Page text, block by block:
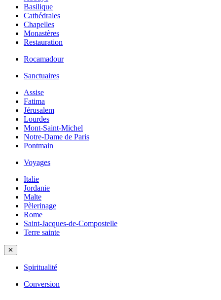
Basilique
Cathédrales
Chapelles
Monastères
Restauration
Rocamadour
Sanctuaires
Assise
Fatima
Jérusalem
Lourdes
Mont-Saint-Michel
Notre-Dame de Paris
Pontmain
Voyages
Italie
Jordanie
Malte
Pèlerinage
Rome
Saint-Jacques-de-Compostelle
Terre sainte
✕
Spiritualité
Conversion